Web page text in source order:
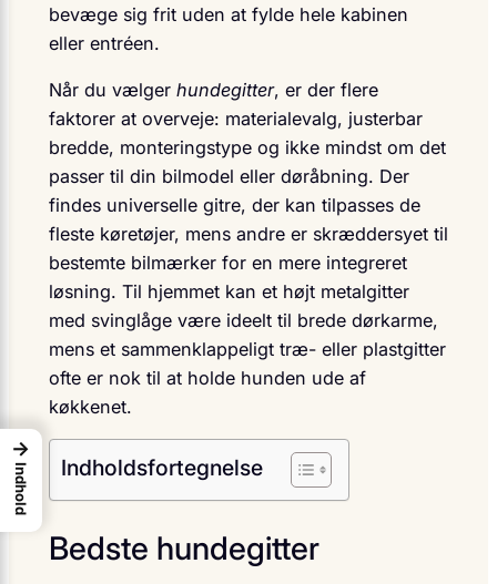
bevæge sig frit uden at fylde hele kabinen
eller entréen.
Når du vælger hundegitter, er der flere
faktorer at overveje: materialevalg, justerbar
bredde, monteringstype og ikke mindst om det
passer til din bilmodel eller døråbning. Der
findes universelle gitre, der kan tilpasses de
fleste køretøjer, mens andre er skræddersyet til
bestemte bilmærker for en mere integreret
løsning. Til hjemmet kan et højt metalgitter
med svinglåge være ideelt til brede dørkarme,
mens et sammenklappeligt træ- eller plastgitter
ofte er nok til at holde hunden ude af
køkkenet.
Indholdsfortegnelse
Bedste hundegitter
→
Indhold